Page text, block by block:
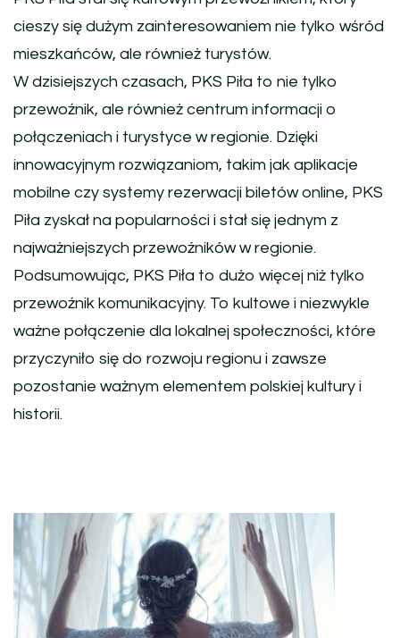
cieszy się dużym zainteresowaniem nie tylko wśród
mieszkańców, ale również turystów.
W dzisiejszych czasach, PKS Piła to nie tylko
przewoźnik, ale również centrum informacji o
połączeniach i turystyce w regionie. Dzięki
innowacyjnym rozwiązaniom, takim jak aplikacje
mobilne czy systemy rezerwacji biletów online, PKS
Piła zyskał na popularności i stał się jednym z
najważniejszych przewoźników w regionie.
Podsumowując, PKS Piła to dużo więcej niż tylko
przewoźnik komunikacyjny. To kultowe i niezwykle
ważne połączenie dla lokalnej społeczności, które
przyczyniło się do rozwoju regionu i zawsze
pozostanie ważnym elementem polskiej kultury i
historii.
Nawigacja
wpisu